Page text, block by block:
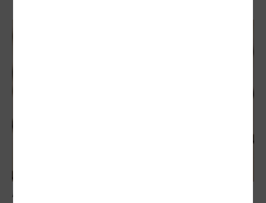
屋頂光電藏隱憂